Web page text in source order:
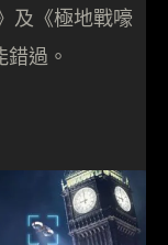
及《極地戰嚎
過。